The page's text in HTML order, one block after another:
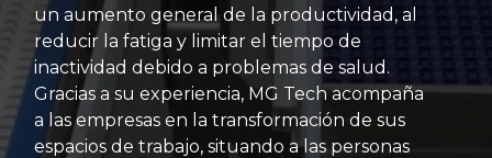
un aumento general de la productividad, al
reducir la fatiga y limitar el tiempo de
inactividad debido a problemas de salud.
Gracias a su experiencia, MG Tech acompaña
a las empresas en la transformación de sus
espacios de trabajo, situando a las personas